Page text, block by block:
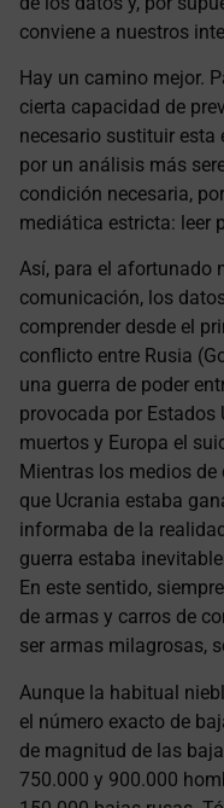
conviene a nuestros
Hay un camino mejor.
cierta capacidad de
necesario sustituir
por un análisis más
condición necesaria,
mediática estricta: leer
Así, para el afortunado
comunicación, los
comprender desde el
conflicto entre Rusia
una guerra de poder
provocada por Estados
muertos y Europa el
Mientras los medios
que Ucrania estaba
informaba de la
guerra estaba
En este sentido,
de armas y carros de
ser armas milagrosas,
Aunque la habitual
el número exacto de
de magnitud de las
750.000 y 900.000